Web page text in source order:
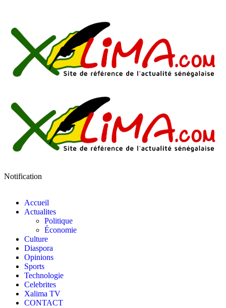
Notification
Accueil
Actualites
Politique
Économie
Culture
Diaspora
Opinions
Sports
Technologie
Celebrites
Xalima TV
CONTACT